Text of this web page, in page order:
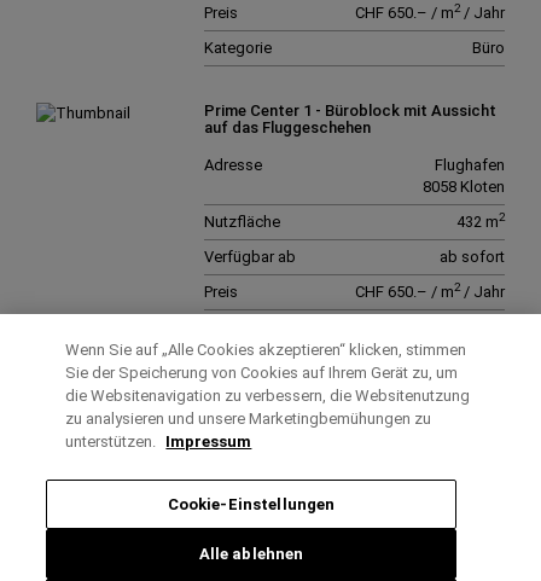
CHF 650.– / m2/ Jahr
Preis
Büro
Kategorie
Prime Center 1 - Büroblock mit Aussicht
auf das Fluggeschehen
Flughafen
8058 Kloten
Adresse
432 m2
Nutzfläche
ab sofort
Verfügbar ab
CHF 650.– / m2/ Jahr
Preis
Office Center 1 - Business-Class zum
Economy-Preis
Adresse
Nutzfläche
ab sofort
Wenn Sie auf „Alle Cookies akzeptieren“ klicken, stimmen
Sie der Speicherung von Cookies auf Ihrem Gerät zu, um
die Websitenavigation zu verbessern, die Websitenutzung
zu analysieren und unsere Marketingbemühungen zu
unterstützen. Impressum
Cookie-Einstellungen
Alle ablehnen